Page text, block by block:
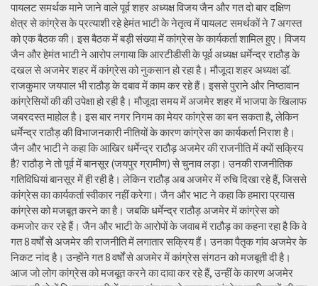
पायलट समर्थक माने जाने वाले पूर्व शहर अध्यक्ष विजय जैन और गत दो बार दक्षिण
क्षेत्र से कांग्रेस के प्रत्याशी रहे हेमंत भाटी के नेतृत्व में पायलट समर्थकों ने 7 अगस्त
को एक बैठक की। इस बैठक में बड़ी संख्या में कांग्रेस के कार्यकर्ता शामिल हुए। विजय
जैन और हेमंत भाटी ने आरोप लगाया कि आरटीडीसी के पूर्व अध्यक्ष धर्मेन्द्र राठौड़ के
दखल से अजमेर शहर में कांग्रेस को नुकसान हो रहा है। मौजूदा शहर अध्यक्ष डॉ.
राजकुमार जयपाल भी राठौड़ के दबाव में काम कर रहे हैं। इससे पुराने और निष्ठावान
कांग्रेसियों की की उपेक्षा हो रही है। मौजूदा समय में अजमेर शहर में भाजपा के खिलाफ
जबरदस्त माहोल है। इस बार नगर निगम का मेयर कांग्रेस का बन सकता है, लेकिन
धर्मेन्द्र राठौड़ की विभाजनकारी नीतियों के कारण कांग्रेस का कार्यकर्ता निराश है।
जैन और भाटी ने कहा कि आखिर धर्मेन्द्र राठौड़ अजमेर की राजनीति में क्यों सक्रिय
हैै? राठौड़ ने तो पूर्व में बानसूर (जयपुर ग्रामीण) से चुनाव लड़ा। उनकी राजनीतिक
गतिविधियां बानसूर में ही रही है। लेकिन राठौड़ अब अजमेर में रुचि दिखा रहे हैं, जिससे
कांग्रेस का कार्यकर्ता स्वीकार नहीं करेगा। जैन और भाट ने कहा कि हमारा प्रयास
कांग्रेस को मजबूत करने का है। जबकि धर्मेन्द्र राठौड़ अजमेर में कांग्रेस को
कमजोर कर रहे हैं। जैन और भाटी के आरोपों के जवाब में राठौड़ का कहना रहा है कि वे
गत 8 वर्षों से अजमेर की राजनीति में लगातार सक्रिय हैं। उनका पैतृक गांव अजमेर के
निकट नांद है। उन्होंने गत 8 वर्षों से अजमेर में कांग्रेस संगठन को मजबूती दी है।
आज जो लोग कांग्रेस को मजबूत करने का दावा कर रहे हैं, उन्हीं के कारण अजमेर